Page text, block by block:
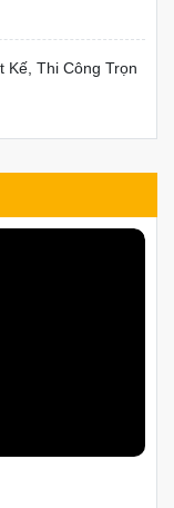
Kế, Thi Công Trọn